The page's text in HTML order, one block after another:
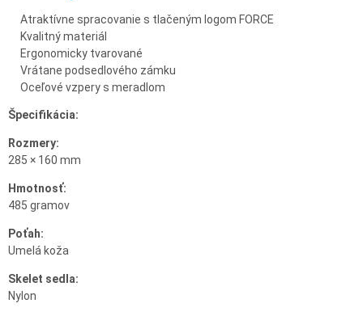
Atraktívne spracovanie s tlačeným logom FORCE
Kvalitný materiál
Ergonomicky tvarované
Vrátane podsedlového zámku
Oceľové vzpery s meradlom
Špecifikácia:
Rozmery:
285 × 160 mm
Hmotnosť:
485 gramov
Poťah:
Umelá koža
Skelet sedla:
Nylon